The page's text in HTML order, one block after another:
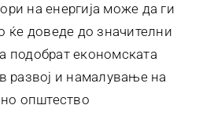
на енергија може да ги
доведе до значителни
подобрат економската
развој и намалување на
општество